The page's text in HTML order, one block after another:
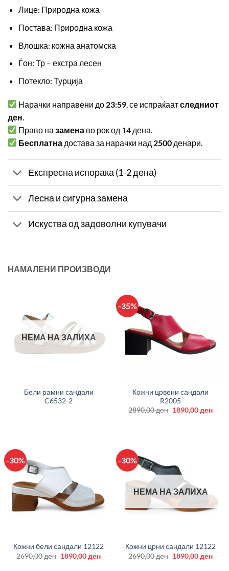
Лице: Природна кожа
Постава: Природна кожа
Влошка: кожна анатомска
Ѓон: Тр – екстра лесен
Потекло: Турција
Нарачки направени до 23:59 , се испраќаатследниот
ден
Право назамена во рок од 14 дена.
Бесплатна достава за нарачки над 2500 денари.
Експресна испорака (1-2 дена)
Лесна и сигурна замена
Искуства од задоволни купувачи
НАМАЛЕНИ ПРОИЗВОДИ
НЕМА НА ЗАЛИХА
Бели рамни сандали
C6532-2
-35%
Кожни црвени сандали
R2005
2890,00ден Original
1890,00ден
-30%
Кожни бели сандали 12122
2690,00ден Original
1890,00денCurrent
-30%
НЕМА НА ЗАЛИХА
Кожни црни сандали 12122
2690,00ден Original
1890,00ден